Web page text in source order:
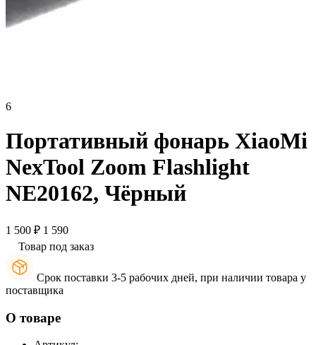
6
Портативный фонарь XiaoMi
NexTool Zoom Flashlight
NE20162, Чёрный
1 500 ₽ 1 590
Товар под заказ
Срок поставки 3-5 рабочих дней, при наличии товара у
поставщика
О товаре